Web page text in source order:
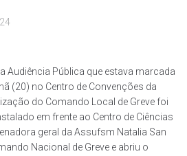
Audiência Pública que estava marcada
(20) no Centro de Convenções da
do Comando Local de Greve foi
em frente ao Centro de Ciências
geral da Assufsm Natalia San
Nacional de Greve e abriu o